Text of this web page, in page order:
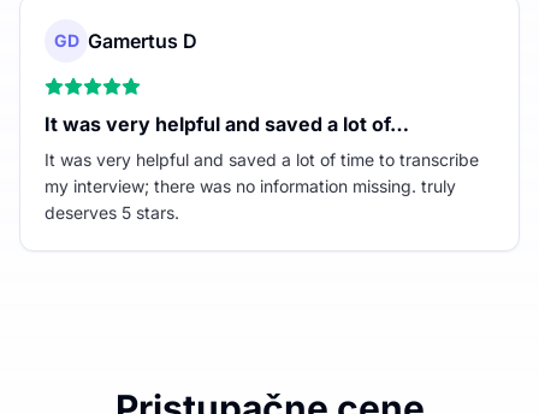
GD Gamertus D
It was very helpful and saved a lot of…
It was very helpful and saved a lot of time to transcribe
my interview; there was no information missing. truly
deserves 5 stars.